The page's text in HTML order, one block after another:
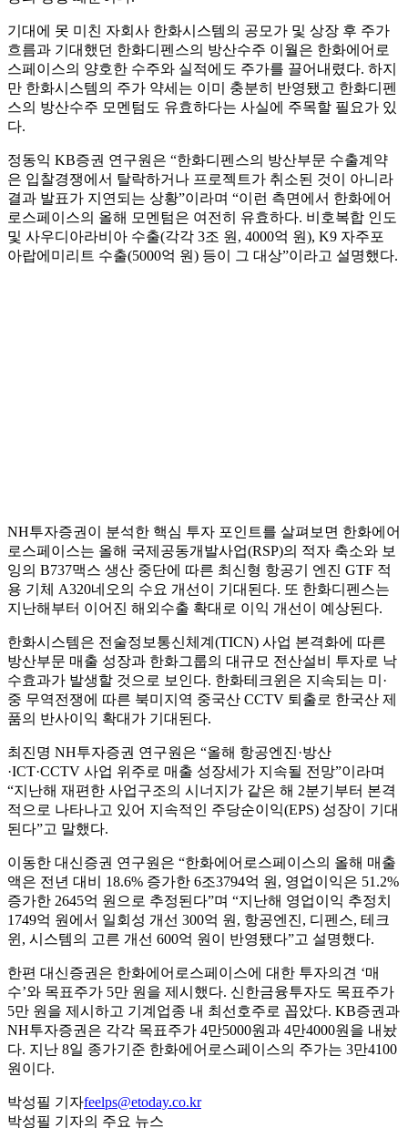
기대에 못 미친 자회사 한화시스템의 공모가 및 상장 후 주가
흐름과 기대했던 한화디펜스의 방산수주 이월은 한화에어로
스페이스의 양호한 수주와 실적에도 주가를 끌어내렸다. 하지
만 한화시스템의 주가 약세는 이미 충분히 반영됐고 한화디펜
스의 방산수주 모멘텀도 유효하다는 사실에 주목할 필요가 있
다.
정동익 KB증권 연구원은 “한화디펜스의 방산부문 수출계약
은 입찰경쟁에서 탈락하거나 프로젝트가 취소된 것이 아니라
결과 발표가 지연되는 상황”이라며 “이런 측면에서 한화에어
로스페이스의 올해 모멘텀은 여전히 유효하다. 비호복합 인도
및 사우디아라비아 수출(각각 3조 원, 4000억 원), K9 자주포
아랍에미리트 수출(5000억 원) 등이 그 대상”이라고 설명했다.
NH투자증권이 분석한 핵심 투자 포인트를 살펴보면 한화에어
로스페이스는 올해 국제공동개발사업(RSP)의 적자 축소와 보
잉의 B737맥스 생산 중단에 따른 최신형 항공기 엔진 GTF 적
용 기체 A320네오의 수요 개선이 기대된다. 또 한화디펜스는
지난해부터 이어진 해외수출 확대로 이익 개선이 예상된다.
한화시스템은 전술정보통신체계(TICN) 사업 본격화에 따른
방산부문 매출 성장과 한화그룹의 대규모 전산설비 투자로 낙
수효과가 발생할 것으로 보인다. 한화테크윈은 지속되는 미·
중 무역전쟁에 따른 북미지역 중국산 CCTV 퇴출로 한국산 제
품의 반사이익 확대가 기대된다.
최진명 NH투자증권 연구원은 “올해 항공엔진·방산
·ICT·CCTV 사업 위주로 매출 성장세가 지속될 전망”이라며
“지난해 재편한 사업구조의 시너지가 같은 해 2분기부터 본격
적으로 나타나고 있어 지속적인 주당순이익(EPS) 성장이 기대
된다”고 말했다.
이동한 대신증권 연구원은 “한화에어로스페이스의 올해 매출
액은 전년 대비 18.6% 증가한 6조3794억 원, 영업이익은 51.2%
증가한 2645억 원으로 추정된다”며 “지난해 영업이익 추정치
1749억 원에서 일회성 개선 300억 원, 항공엔진, 디펜스, 테크
윈, 시스템의 고른 개선 600억 원이 반영됐다”고 설명했다.
한편 대신증권은 한화에어로스페이스에 대한 투자의견 ‘매
수’와 목표주가 5만 원을 제시했다. 신한금융투자도 목표주가
5만 원을 제시하고 기계업종 내 최선호주로 꼽았다. KB증권과
NH투자증권은 각각 목표주가 4만5000원과 4만4000원을 내놨
다. 지난 8일 종가기준 한화에어로스페이스의 주가는 3만4100
원이다.
박성필 기자feelps@etoday.co.kr
박성필 기자의 주요 뉴스